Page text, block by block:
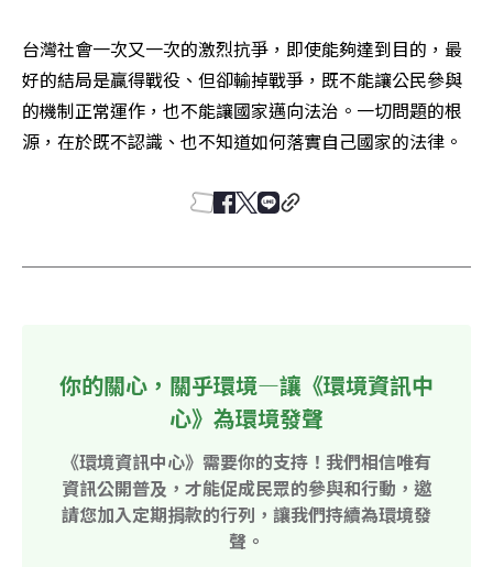
台灣社會一次又一次的激烈抗爭，即使能夠達到目的，最
好的結局是贏得戰役、但卻輸掉戰爭，既不能讓公民參與
的機制正常運作，也不能讓國家邁向法治。一切問題的根
源，在於既不認識、也不知道如何落實自己國家的法律。
你的關心，關乎環境—讓《環境資訊中
心》為環境發聲
《環境資訊中心》需要你的支持！我們相信唯有
資訊公開普及，才能促成民眾的參與和行動，邀
請您加入定期捐款的行列，讓我們持續為環境發
聲。